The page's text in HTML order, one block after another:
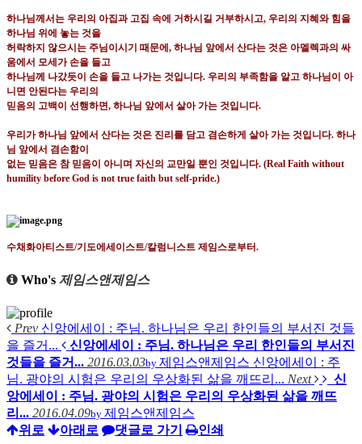
하나님께서는 우리의 아집과 고집 속에 거하시길 거부하시고, 우리의 지혜와 힘을
하나님 위에 놓는 것을
허락하지 않으시는 주님이시기 때문에 , 하나님 앞에서 산다는 것은 아멜렉과의 싸
움에서 모세가 손을 들고
하나님께 나갔듯이 손을 들고 나가는 것입니다. 우리의 부족함을 알고 하나님이 아
니면 안된다는 우리의
믿음의 고백이 선행하면, 하나님 앞에서 살아 가는 것입니다.
우리가 하나님 앞에서 산다는 것은 진리를 담고 겸손하게 살아 가는 것입니다. 하나
님 앞에서 겸손함이
없는 믿음은 참 믿음이 아니며 자신의 교만일 뿐인 것입니다. (Real Faith without
humility before God is not true faith but self-pride.)
수채화아티스트/기도에세이스트/칼럼니스트 제임스로부터.
Who's 제임스앤제임스
Prev 신앙에세이 : 주님. 하나님은 우리 한인들의 부서진 것들
을 즐거...
신앙에세이 : 주님. 하나님은 우리 한인들의 부서진
것들을 즐거... 2016.03.03by 제임스앤제임스 신앙에세이 : 주
님. 광야의 시험은 우리의 우상화된 삶을 깨뜨리... Next
신
앙에세이 : 주님. 광야의 시험은 우리의 우상화된 삶을 깨뜨
리... 2016.04.09by 제임스앤제임스
위로
아래로 댓글로 가기 인쇄